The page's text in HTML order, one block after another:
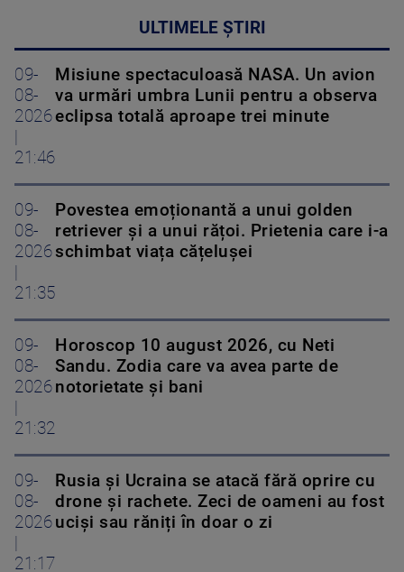
ULTIMELE ȘTIRI
09-
08-
2026
21:46
Misiune spectaculoasă NASA. Un avion
va urmări umbra Lunii pentru a observa
eclipsa totală aproape trei minute
09-
08-
2026
21:35
Povestea emoționantă a unui golden
retriever și a unui rățoi. Prietenia care i-a
schimbat viața cățelușei
09-
08-
2026
21:32
Horoscop 10 august 2026, cu Neti
Sandu. Zodia care va avea parte de
notorietate și bani
09-
08-
2026
21:17
Rusia și Ucraina se atacă fără oprire cu
drone și rachete. Zeci de oameni au fost
uciși sau răniți în doar o zi